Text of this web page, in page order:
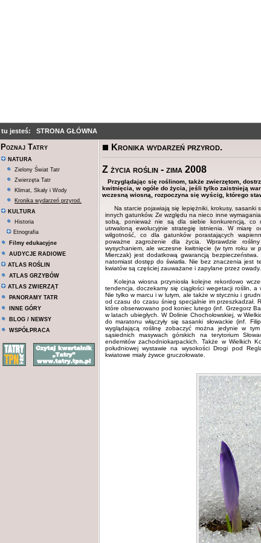
tu jesteś: STRONA GŁÓWNA
Poznaj Tatry
NATURA
Zielony Świat Tatr
Zwierzęta Tatr
Klimat, Skały i Wody
Kronika wydarzeń przyrod.
KULTURA
Historia
Etnografia
Filmy edukacyjne
AUDYCJE RADIOWE
ATLAS ROŚLIN
ATLAS GRZYBÓW
ATLAS ZWIERZĄT
PANORAMY TATR
INNE GÓRY
BLOG / NEWSY
WSPÓŁPRACA
Kronika wydarzeń przyrod.
Z życia roślin - zima 2008
Przyglądając się roślinom, także zwierzętom,
kwitnięcia, w ogóle do życia, jeśli tylko zaistnieją
wczesną wiosną, rozpoczyna się wyścig, którego
Na starcie pojawiają się lepiężniki, krokusy, sasanki
innych gatunków. Ze względu na nieco inne
sobą, ponieważ nie są dla siebie konkurencją, co
utrwaloną ewolucyjnie strategię istnienia. W miarę
wilgotność, co dla gatunków porastających
poważne zagrożenie dla życia. Wprawdzie
wysychaniem, ale wczesne kwitnięcie (w tym roku w
Mierczak) jest dodatkową gwarancją
natomiast dostęp do światła. Nie bez znaczenia jest
kwiatów są częściej zauważane i zapylane przez owady.
Kolejna wiosna przyniosła kolejne rekordowo
tendencja, doczekamy się ciągłości wegetacji roślin,
Nie tylko w marcu i w lutym, ale także w styczniu i
od czasu do czasu śnieg specjalnie im przeszkadzał.
które obserwowano pod koniec lutego (inf. Grzegorz
w latach ubiegłych. W Dolinie Chochołowskiej, w
do maratonu włączyły się sasanki słowackie (inf.
wyglądającą roślinę zobaczyć można jedynie w
sąsiednich masywach górskich na terytorium
endemitów zachodniokarpackich. Także w Wielkich
południowej wystawie na wysokości Drogi pod
kwiatowe miały żywce gruczołowate.